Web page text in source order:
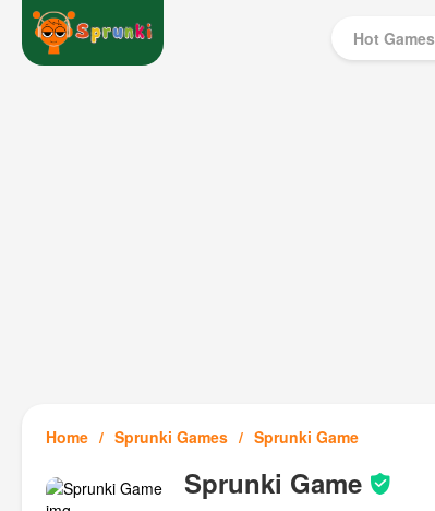
Hot Games
Home Sprunki Games Sprunki Game
Sprunki Game